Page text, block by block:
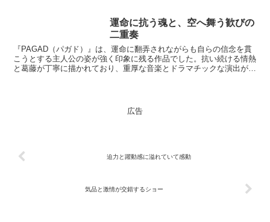
運命に抗う魂と、空へ舞う歓びの
二重奏
『PAGAD（パガド）』は、運命に翻弄されながらも自らの信念を貫
こうとする主人公の姿が強く印象に残る作品でした。抗い続ける情熱
と葛藤が丁寧に描かれており、重厚な音楽とドラマチックな演出がそ
広告
迫力と躍動感に溢れていて感動
気品と激情が交錯するショー